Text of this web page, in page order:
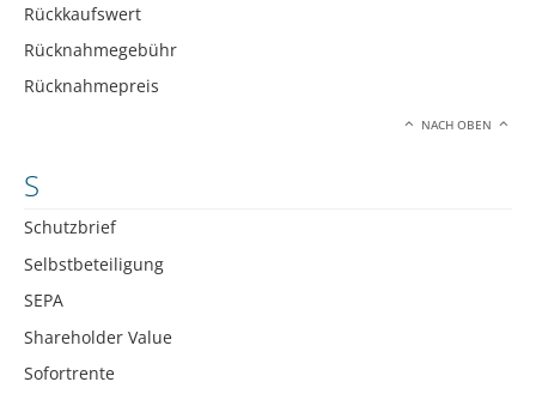
Rückkaufswert
Rücknahmegebühr
Rücknahmepreis
NACH OBEN
S
Schutzbrief
Selbstbeteiligung
SEPA
Shareholder Value
Sofortrente